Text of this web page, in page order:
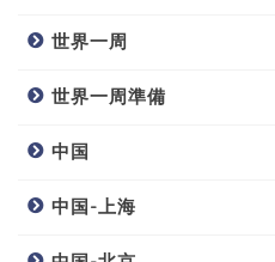
世界一周
世界一周準備
中国
中国-上海